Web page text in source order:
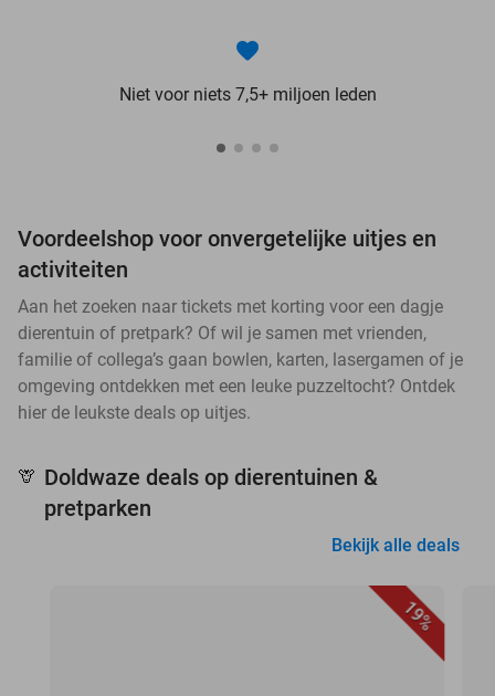
Niet voor niets 7,5+ miljoen leden
Voordeelshop voor onvergetelijke uitjes en
activiteiten
Aan het zoeken naar tickets met korting voor een dagje
dierentuin of pretpark? Of wil je samen met vrienden,
familie of collega’s gaan bowlen, karten, lasergamen of je
omgeving ontdekken met een leuke puzzeltocht? Ontdek
hier de leukste deals op uitjes.
🦒 Doldwaze deals op dierentuinen &
pretparken
Bekijk alle deals
19%